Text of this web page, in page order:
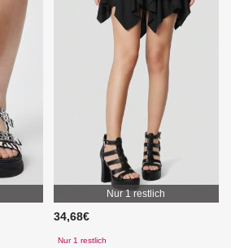
Nur 1 restlich
34,68€
Nur 1 restlich